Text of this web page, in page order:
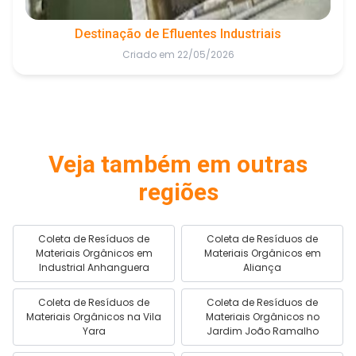
Destinação de Efluentes Industriais
Criado em 22/05/2026
Veja também em outras
regiões
Coleta de Resíduos de
Materiais Orgânicos em
Industrial Anhanguera
Coleta de Resíduos de
Materiais Orgânicos em
Aliança
Coleta de Resíduos de
Materiais Orgânicos na Vila
Yara
Coleta de Resíduos de
Materiais Orgânicos no
Jardim João Ramalho